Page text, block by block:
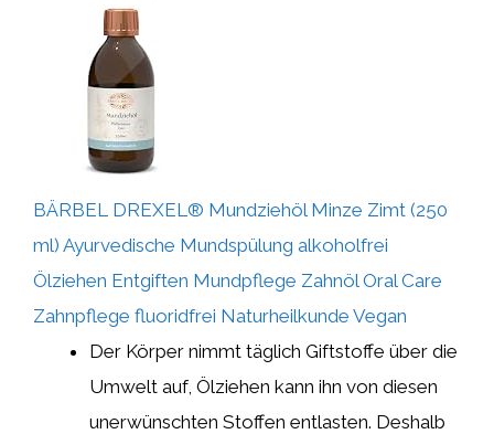
BÄRBEL DREXEL® Mundziehöl Minze Zimt (250
ml) Ayurvedische Mundspülung alkoholfrei
Ölziehen Entgiften Mundpflege Zahnöl Oral Care
Zahnpflege fluoridfrei Naturheilkunde Vegan
Der Körper nimmt täglich Giftstoffe über die
Umwelt auf, Ölziehen kann ihn von diesen
unerwünschten Stoffen entlasten. Deshalb